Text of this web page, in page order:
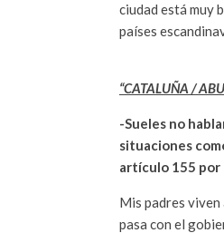
ciudad está muy
países
“CATALUÑA /
-Sueles no
situaciones
artículo 155
Mis padres
pasa con el